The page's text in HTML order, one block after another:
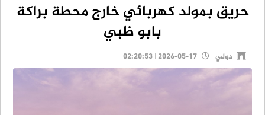
حريق بمولد كهربائي خارج محطة براكة
بابو ظبي
دولي